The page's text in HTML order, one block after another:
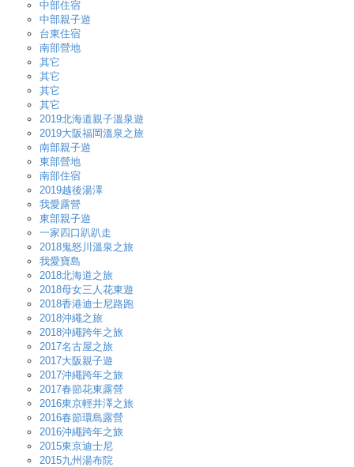
中部住宿
中部親子遊
台東住宿
南部營地
其它
其它
其它
其它
2019北海道親子溫泉遊
2019大阪福岡溫泉之旅
南部親子遊
東部營地
南部住宿
2019越後湯澤
我愛露營
東部親子遊
一家四口趴趴走
2018鬼怒川溫泉之旅
我愛寶島
2018北海道之旅
2018母女三人花東遊
2018香港迪士尼路跑
2018沖繩之旅
2018沖繩跨年之旅
2017名古屋之旅
2017大阪親子遊
2017沖繩跨年之旅
2017春節花東露營
2016東京輕井澤之旅
2016春節環島露營
2016沖繩跨年之旅
2015東京迪士尼
2015九州湯布院